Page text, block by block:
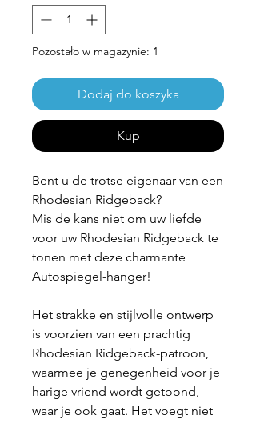
Pozostało w magazynie: 1
Dodaj do koszyka
Kup
Bent u de trotse eigenaar van een
Rhodesian Ridgeback?
Mis de kans niet om uw liefde
voor uw Rhodesian Ridgeback te
tonen met deze charmante
Autospiegel-hanger!
Het strakke en stijlvolle ontwerp
is voorzien van een prachtig
Rhodesian Ridgeback-patroon,
waarmee je genegenheid voor je
harige vriend wordt getoond,
waar je ook gaat. Het voegt niet